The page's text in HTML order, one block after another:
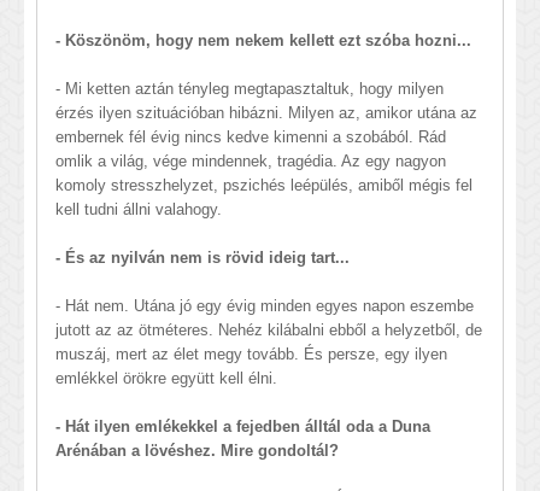
- Köszönöm, hogy nem nekem kellett ezt szóba hozni...
- Mi ketten aztán tényleg megtapasztaltuk, hogy milyen
érzés ilyen szituációban hibázni. Milyen az, amikor utána az
embernek fél évig nincs kedve kimenni a szobából. Rád
omlik a világ, vége mindennek, tragédia. Az egy nagyon
komoly stresszhelyzet, pszichés leépülés, amiből mégis fel
kell tudni állni valahogy.
- És az nyilván nem is rövid ideig tart...
- Hát nem. Utána jó egy évig minden egyes napon eszembe
jutott az az ötméteres. Nehéz kilábalni ebből a helyzetből, de
muszáj, mert az élet megy tovább. És persze, egy ilyen
emlékkel örökre együtt kell élni.
- Hát ilyen emlékekkel a fejedben álltál oda a Duna
Arénában a lövéshez. Mire gondoltál?